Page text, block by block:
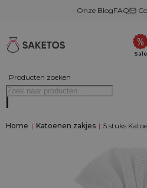
Onze BlogFAQ
Producten zoeken
Sale
Home | Katoenen zakjes | 5 stuks